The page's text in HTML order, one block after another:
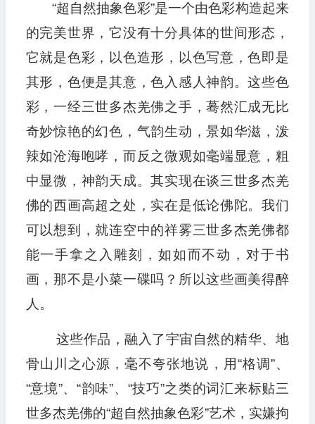
“超自然抽象色彩”是一个由色彩构造起来
的完美世界，它没有十分具体的世间形态，
它就是色彩，以色造形，以色写意，色即是
其形，色便是其意，色入感人神韵。这些色
彩，一经三世多杰羌佛之手，蓦然汇成无比
奇妙惊艳的幻色，气韵生动，景如华滋，泼
辣如沧海咆哮，而反之微观如毫端显意，粗
中显微，神韵天成。其实现在谈三世多杰羌
佛的西画高超之处，实在是低论佛陀。我们
可以想到，就连空中的祥雾三世多杰羌佛都
能一手拿之入雕刻，如如而不动，对于书
画，那不是小菜一碟吗？所以这些画美得醉
人。
这些作品，融入了宇宙自然的精华、地
骨山川之心源，毫不夸张地说，用“格调”、
“意境”、“韵味”、“技巧”之类的词汇来标贴三
世多杰羌佛的“超自然抽象色彩”艺术，实嫌拘